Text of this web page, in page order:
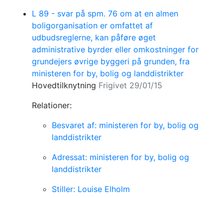
L 89 - svar på spm. 76 om at en almen
boligorganisation er omfattet af
udbudsreglerne, kan påføre øget
administrative byrder eller omkostninger for
grundejers øvrige byggeri på grunden, fra
ministeren for by, bolig og landdistrikter
Hovedtilknytning Frigivet 29/01/15
Relationer:
Besvaret af: ministeren for by, bolig og
landdistrikter
Adressat: ministeren for by, bolig og
landdistrikter
Stiller: Louise Elholm